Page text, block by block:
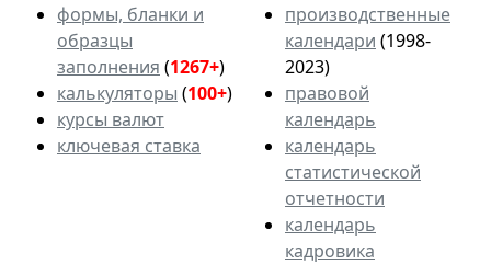
формы, бланки и
образцы
заполнения (1267+)
калькуляторы (100+)
курсы валют
ключевая ставка
производственные
календари (1998-
2023)
правовой
календарь
календарь
статистической
отчетности
календарь
кадровика